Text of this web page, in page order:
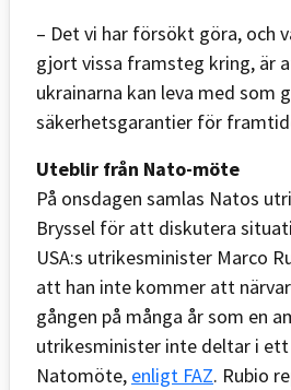
– Det vi har försökt göra, och
gjort vissa framsteg kring, är
ukrainarna kan leva med som
säkerhetsgarantier för
Uteblir från Nato-möte
På onsdagen samlas Natos
Bryssel för att diskutera
USA:s utrikesminister Marco
att han inte kommer att
gången på många år som en
utrikesminister inte deltar i
Natomöte, enligt FAZ. Rubio